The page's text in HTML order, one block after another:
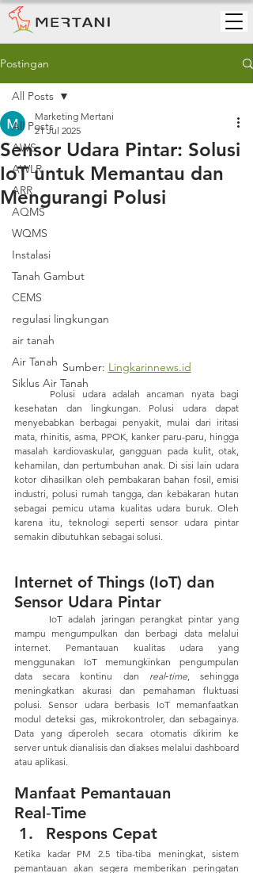
Postingan
All Posts
AWS
AWLR
ARR
AQMS
WQMS
Instalasi
Tanah Gambut
CEMS
regulasi lingkungan
air tanah
Air Tanah
Siklus Air Tanah
All Posts
Sensor Udara Pintar: Solusi
IoT untuk Memantau dan
Mengurangi Polusi
Marketing Mertani
21 Jul 2025
Sumber: Lingkarinnews.id
kesehatan dan lingkungan. Polusi udara dapat
menyebabkan berbagai penyakit, mulai dari iritasi
mata, rhinitis, asma, PPOK, kanker paru-paru, hingga
masalah kardiovaskular, gangguan pada kulit, otak,
kehamilan, dan pertumbuhan anak. Di sisi lain udara
kotor dihasilkan oleh pembakaran bahan fosil, emisi
industri, polusi rumah tangga, dan kebakaran hutan
sebagai pemicu utama kualitas udara buruk. Oleh
karena itu, teknologi seperti sensor udara pintar
semakin dibutuhkan sebagai solusi.
Internet of Things (IoT) dan
Sensor Udara Pintar
mampu mengumpulkan dan berbagi data melalui
internet. Pemantauan kualitas udara yang
menggunakan IoT memungkinkan pengumpulan
data secara kontinu dan real‑time, sehingga
meningkatkan akurasi dan pemahaman fluktuasi
polusi. Sensor udara berbasis IoT memanfaatkan
modul deteksi gas, mikrokontroler, dan sebagainya.
Data yang diperoleh secara otomatis dikirim ke
server untuk dianalisis dan diakses melalui dashboard
atau aplikasi.
Manfaat Pemantauan
Real‑Time
Respons Cepat
Ketika kadar PM 2.5 tiba-tiba meningkat, sistem
pemantauan akan segera memberikan peringatan